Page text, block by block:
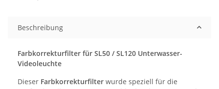
Beschreibung
Farbkorrekturfilter für SL50 / SL120 Unterwasser-
Videoleuchte
Dieser Farbkorrekturfilter wurde speziell für die